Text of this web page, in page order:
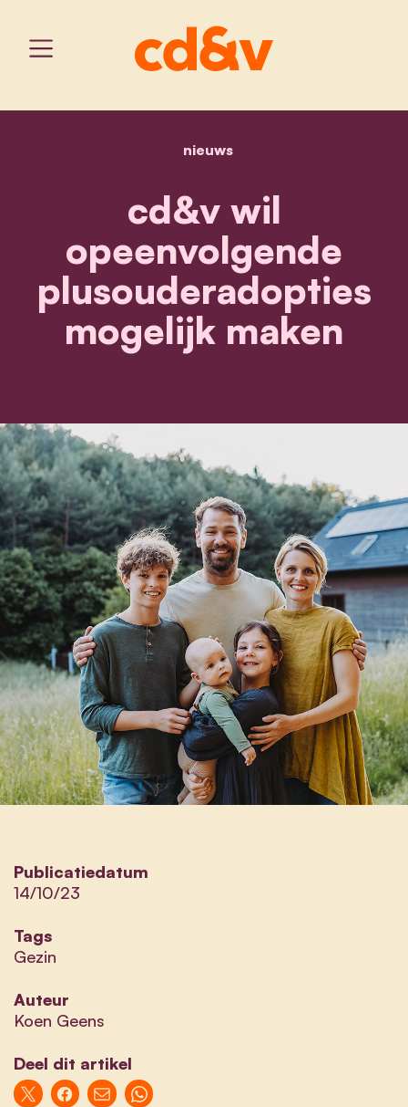
home
nieuwscd&v wil
cd&v wil
opeenvolgende
plusouderadopties
mogelijk maken
Publicatiedatum
14/10/23
Tags
Gezin
Auteur
Koen Geens
Deel dit artikel